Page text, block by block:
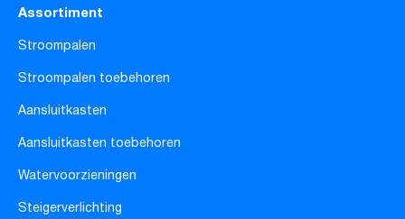
Assortiment
Stroompalen
Stroompalen toebehoren
Aansluitkasten
Aansluitkasten toebehoren
Watervoorzieningen
Steigerverlichting